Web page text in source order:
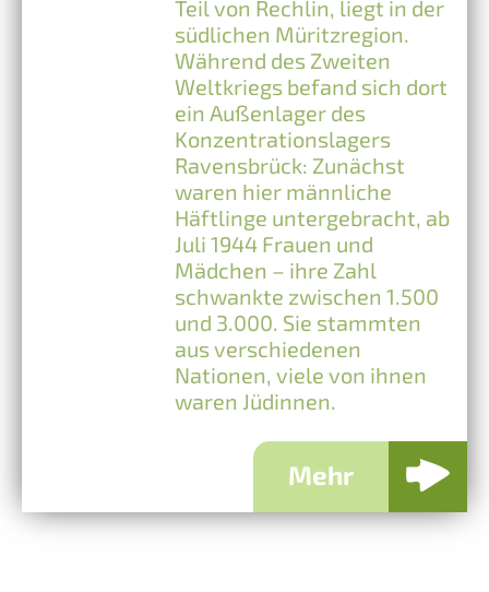
Teil von Rechlin, liegt in der
südlichen Müritzregion.
Während des Zweiten
Weltkriegs befand sich dort
ein Außenlager des
Konzentrationslagers
Ravensbrück: Zunächst
waren hier männliche
Häftlinge untergebracht, ab
Juli 1944 Frauen und
Mädchen – ihre Zahl
schwankte zwischen 1.500
und 3.000. Sie stammten
aus verschiedenen
Nationen, viele von ihnen
waren Jüdinnen.
Mehr